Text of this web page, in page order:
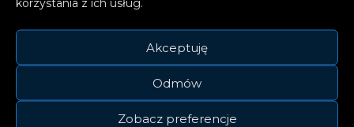
Akceptuję
Odmów
Zobacz preferencje
porywającymi bitami a inspirującymi
utworami.